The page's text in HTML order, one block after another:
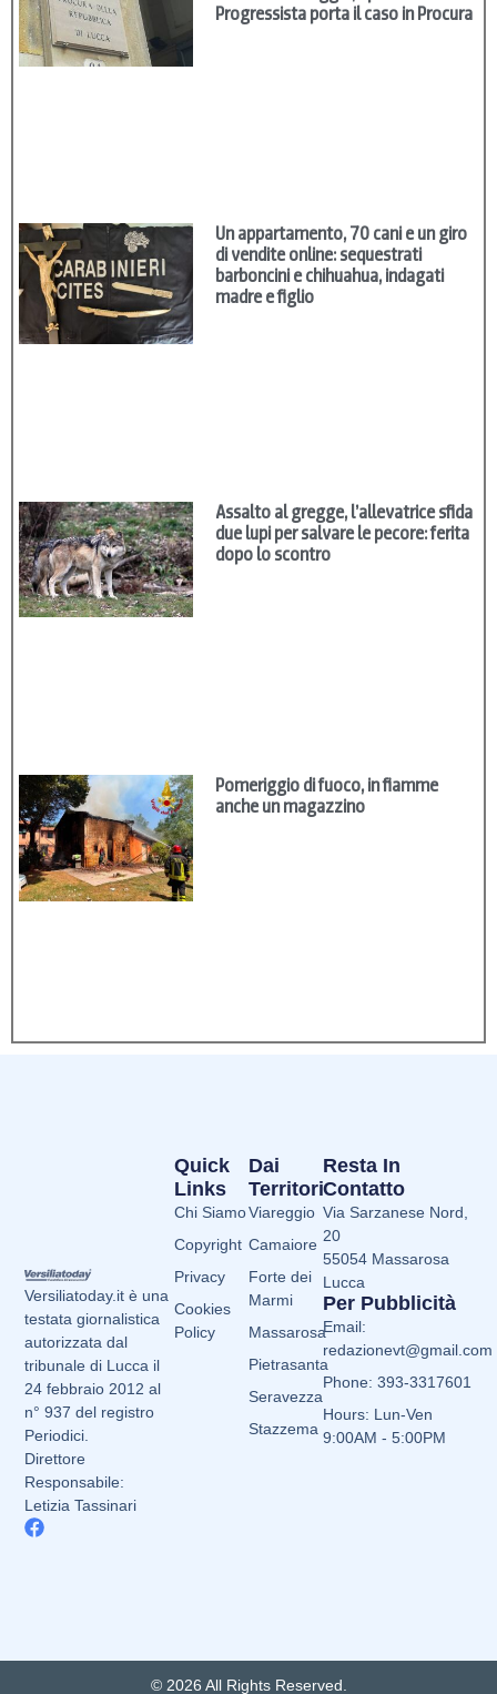
Progressista porta il caso in Procura
Un appartamento, 70 cani e un giro
di vendite online: sequestrati
barboncini e chihuahua, indagati
madre e figlio
Assalto al gregge, l’allevatrice sfida
due lupi per salvare le pecore: ferita
dopo lo scontro
Pomeriggio di fuoco, in fiamme
anche un magazzino
Versiliatoday.it è una
testata giornalistica
autorizzata dal
tribunale di Lucca il
24 febbraio 2012 al
n° 937 del registro
Periodici.
Direttore
Responsabile:
Letizia Tassinari
Dai
Territori
Viareggio
Camaiore
Forte dei
Marmi
Massarosa
Pietrasanta
Seravezza
Stazzema
Quick
Links
Chi Siamo
Copyright
Privacy
Cookies
Policy
Resta In
Contatto
Via Sarzanese Nord,
20
55054 Massarosa
Lucca
Per Pubblicità
Email:
redazionevt@gmail.com
Phone: 393-3317601
Hours: Lun-Ven
9:00AM - 5:00PM
© 2026 All Rights Reserved.